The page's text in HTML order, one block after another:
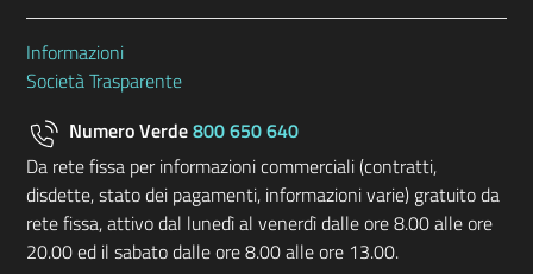
Informazioni
Società Trasparente
Numero Verde800 650 640
Da rete fissa per informazioni commerciali (contratti,
disdette, stato dei pagamenti, informazioni varie) gratuito da
rete fissa, attivo dal lunedì al venerdì dalle ore 8.00 alle ore
20.00 ed il sabato dalle ore 8.00 alle ore 13.00.